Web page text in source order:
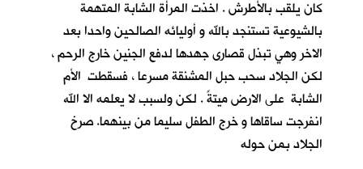
كان يلقب بالأطرش . اخذت المرأة الشابة المتهمة
بالشيوعية تستنجد بالله و أوليائه الصالحين واحدا بعد
الاخر وهي تبذل قصارى جهدها لدفع الجنين خارج الرحم ،
لكن الجلاد سحب حبل المشنقة مسرعا ، فسقطت الأم
الشابة على الارض ميتةً . لكن ولسبب لا يعلمه الا الله
انفرجت ساقاها و خرج الطفل سليما من بينهما. صرخ
الجلاد بمن حوله